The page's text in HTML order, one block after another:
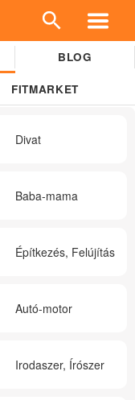
BLOG
FITMARKET
Divat
Baba-mama
Építkezés, Felújítás
Autó-motor
Irodaszer, Írószer